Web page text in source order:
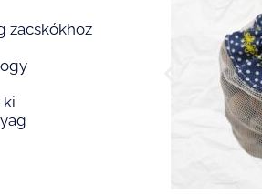
zacskókhoz
ki